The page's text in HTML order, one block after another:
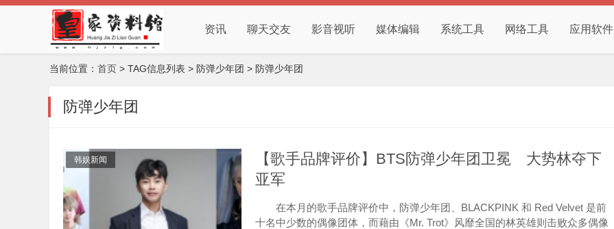
资讯 聊天交友 影音视听 媒体编辑 系统工具 网络工具 应用软件
当前位置： 首页 > TAG信息列表 > 防弹少年团 > 防弹少年团
防弹少年团
【歌手品牌评价】BTS防弹少年团卫冕 大势林夺下
亚军
韩娱新闻
在本月的歌手品牌评价中，防弹少年团、BLACKPINK 和 Red Velvet 是前
十名中少数的偶像团体，而藉由《Mr. Trot》风靡全国的林英雄则击败众多偶像